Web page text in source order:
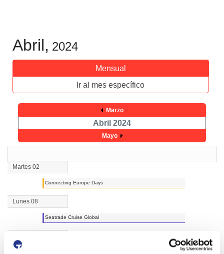
Abril, 2024
Mensual
Ir al mes específico
Marzo
Abril 2024
Mayo
Martes 02
Connecting Europe Days
Lunes 08
Seatrade Cruise Global